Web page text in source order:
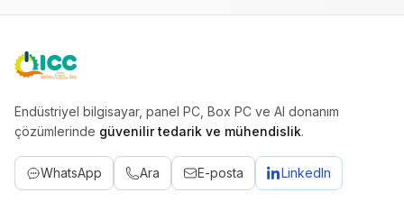
ICC
Endüstriyel bilgisayar, panel PC, Box PC ve AI donanım
çözümlerinde güvenilir tedarik ve mühendislik.
WhatsApp Ara E-posta LinkedIn